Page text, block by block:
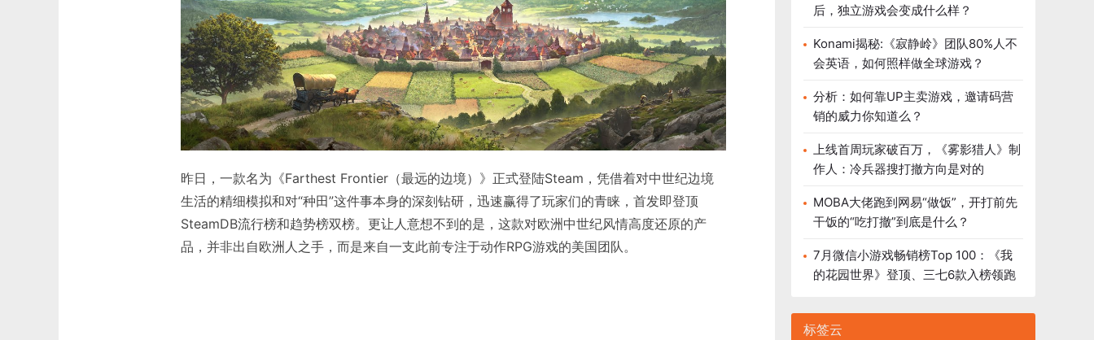
昨日，一款名为《Farthest Frontier（最远的边境）》正式登陆Steam，凭借着对中世纪边境
生活的精细模拟和对“种田”这件事本身的深刻钻研，迅速赢得了玩家们的青睐，首发即登顶
SteamDB流行榜和趋势榜双榜。更让人意想不到的是，这款对欧洲中世纪风情高度还原的产
品，并非出自欧洲人之手，而是来自一支此前专注于动作RPG游戏的美国团队。
后，独立游戏会变成什么样？
Konami揭秘:《寂静岭》团队80%人不
会英语，如何照样做全球游戏？
分析：如何靠UP主卖游戏，邀请码营
销的威力你知道么？
上线首周玩家破百万，《雾影猎人》制
作人：冷兵器搜打撤方向是对的
MOBA大佬跑到网易“做饭”，开打前先
干饭的“吃打撤”到底是什么？
7月微信小游戏畅销榜Top 100：《我
的花园世界》登顶、三七6款入榜领跑
标签云